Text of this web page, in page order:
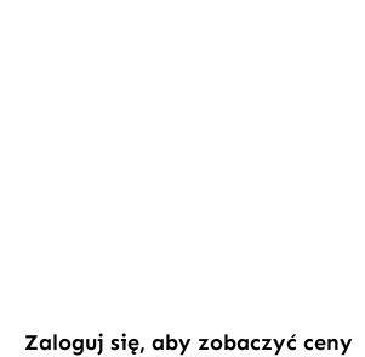
Zaloguj się, aby zobaczyć ceny